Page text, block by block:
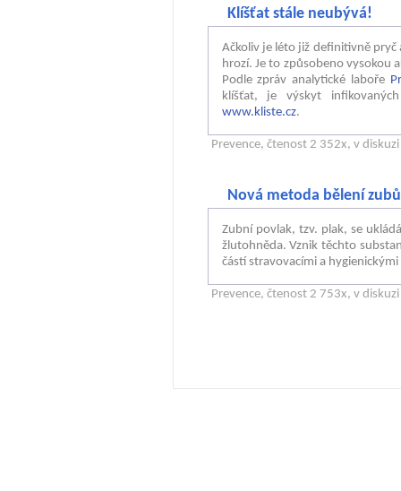
Klíšťat stále neubývá!
Ačkoliv je léto již definitivně pryč
hrozí. Je to způsobeno vysokou
Podle zpráv analytické laboře
klíšťat, je výskyt
www.kliste.cz.
Prevence, čtenost 2 352x, v
Nová metoda bělení
Zubní povlak, tzv. plak, se
žlutohněda. Vznik těchto
částí stravovacími a hygienickými
Prevence, čtenost 2 753x, v